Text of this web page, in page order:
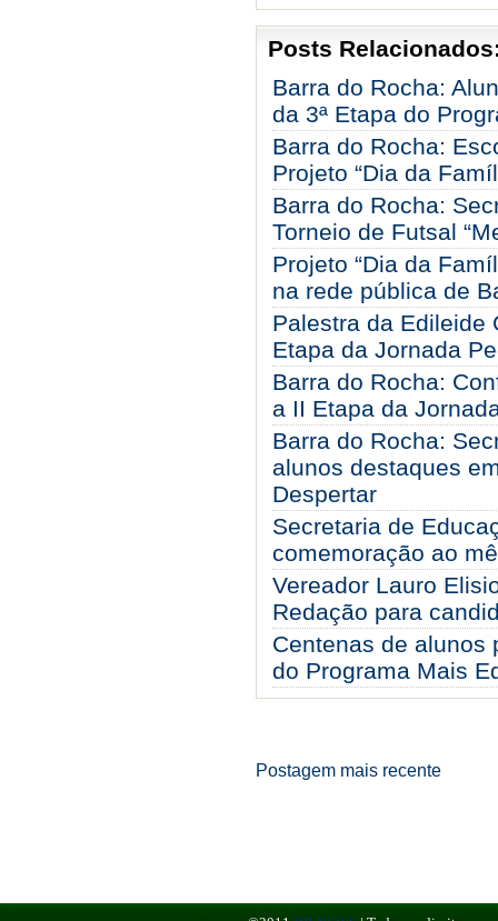
Posts
Barra do Rocha:
da 3ª Etapa do
Barra do Rocha:
Projeto “Dia da
Barra do Rocha:
Torneio de Futsal
Projeto “Dia da
na rede pública de
Palestra da Edileide
Etapa da Jornada
Barra do Rocha:
a II Etapa da
Barra do Rocha:
alunos destaques
Despertar
Secretaria de
comemoração ao
Vereador Lauro
Redação para
Centenas de alunos
do Programa Mais
Postagem mais recente